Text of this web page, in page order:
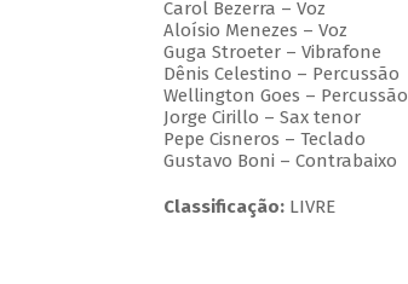
Carol Bezerra – Voz
Aloísio Menezes – Voz
Guga Stroeter – Vibrafone
Dênis Celestino – Percussão
Wellington Goes – Percussão
Jorge Cirillo – Sax tenor
Pepe Cisneros – Teclado
Gustavo Boni – Contrabaixo
Classificação:LIVRE